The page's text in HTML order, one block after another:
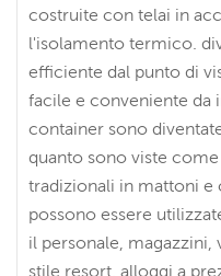
costruite con telai in
l'isolamento termico.
efficiente dal punto di
facile e conveniente da
container sono
quanto sono viste
tradizionali in mattoni e
possono essere
il personale, magazzini,
stile resort, alloggi a